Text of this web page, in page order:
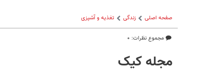
صفحه اصلی زندگی تغذیه و آشپزی
مجموع نظرات: ۰
مجله کیک